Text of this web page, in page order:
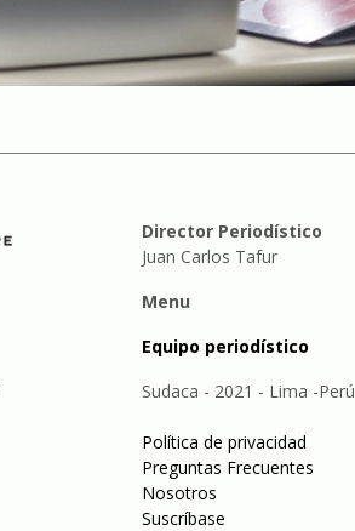
Director Periodístico
Juan Carlos Tafur
Menu
Equipo periodístico
Sudaca - 2021 - Lima -Perú
Política de privacidad
Preguntas Frecuentes
Nosotros
Suscríbase